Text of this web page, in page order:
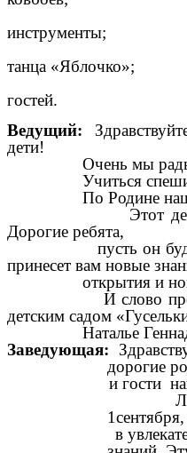
-
инструменты;
-
танца «Яблочко»;
-
гостей.
Ведущий:
дети!
Очень мы рады
Учиться спешит
По Родине нашей
Этот день
Дорогие ребята,
пусть он будет
принесет вам новые
открытия и
И слово
детским садом
Наталье
Заведующая:
дорогие
и гости
Лето
в увлекательное